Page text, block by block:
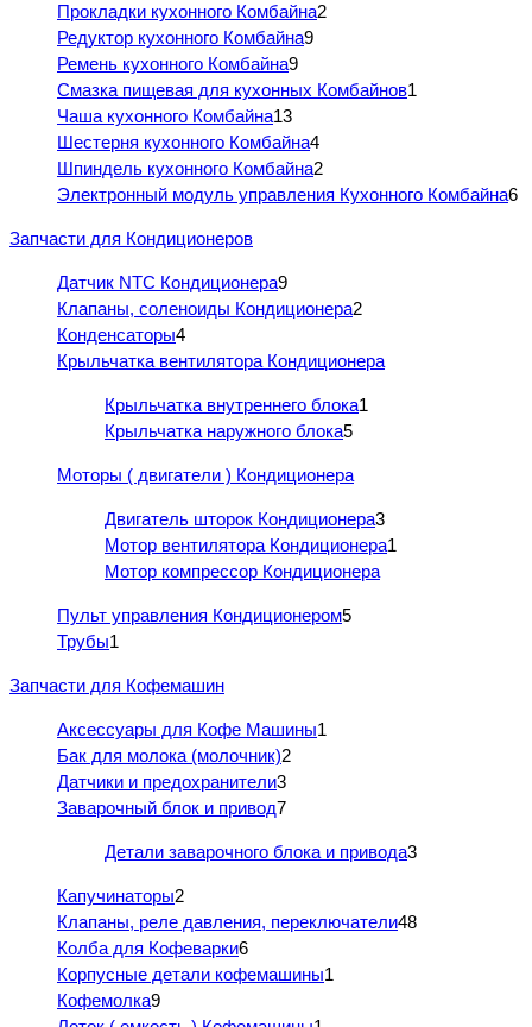
Прокладки кухонного Комбайна2
Редуктор кухонного Комбайна9
Ремень кухонного Комбайна9
Смазка пищевая для кухонных Комбайнов1
Чаша кухонного Комбайна13
Шестерня кухонного Комбайна4
Шпиндель кухонного Комбайна2
Электронный модуль управления Кухонного Комбайна6
Запчасти для Кондиционеров
Датчик NTC Кондиционера9
Клапаны, соленоиды Кондиционера2
Конденсаторы4
Крыльчатка вентилятора Кондиционера
Крыльчатка внутреннего блока1
Крыльчатка наружного блока5
Моторы ( двигатели ) Кондиционера
Двигатель шторок Кондиционера3
Мотор вентилятора Кондиционера1
Мотор компрессор Кондиционера
Пульт управления Кондиционером5
Трубы1
Запчасти для Кофемашин
Аксессуары для Кофе Машины1
Бак для молока (молочник)2
Датчики и предохранители3
Заварочный блок и привод7
Детали заварочного блока и привода3
Капучинаторы2
Клапаны, реле давления, переключатели48
Колба для Кофеварки6
Корпусные детали кофемашины1
Кофемолка9